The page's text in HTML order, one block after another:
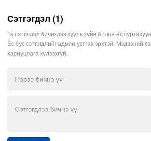
Сэтгэгдэл (1)
Та сэтгэгдэл бичихдээ хууль зүйн болон ёс
Ёс бус сэтгэгдлийг админ устгах эрхтэй. Мэдээний
хариуцлага хүлээхгүй.